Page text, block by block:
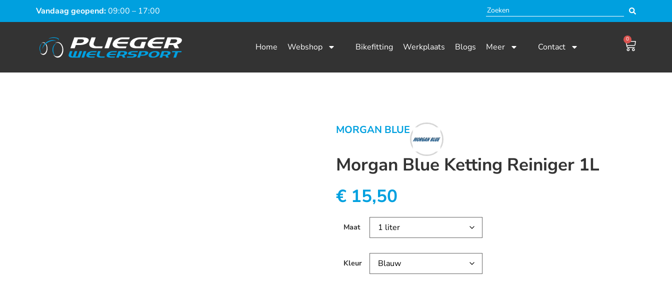
Vandaag geopend:09:00 – 17:00
Home Webshop Bikefitting Werkplaats Blogs Meer Contact
0
MORGAN BLUE
Morgan Blue Ketting Reiniger 1L
€ 15,50
Maat
Kleur